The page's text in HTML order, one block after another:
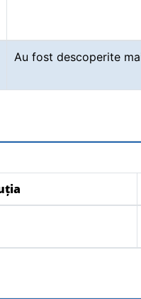
Au fost descoperite